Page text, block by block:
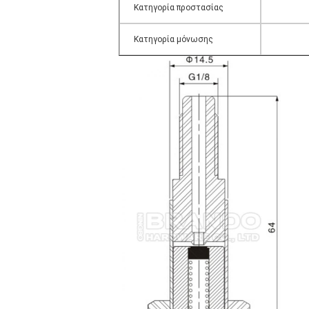
Κατηγορία προστασίας
Κατηγορία μόνωσης